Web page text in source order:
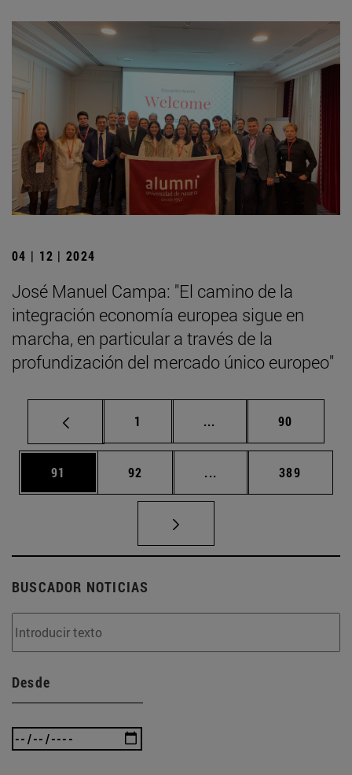
04 | 12 | 2024
José Manuel Campa: "El camino de la
integración economía europea sigue en
marcha, en particular a través de la
profundización del mercado único europeo"
Página
1 ... Páginas intermedias
Página
90
Página
91 Página
92 ... Páginas intermedias
Página
389
BUSCADOR NOTICIAS
Desde